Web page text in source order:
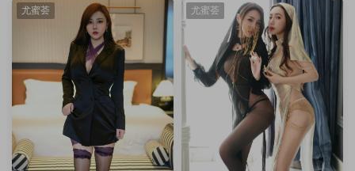
尤蜜荟 尤蜜荟